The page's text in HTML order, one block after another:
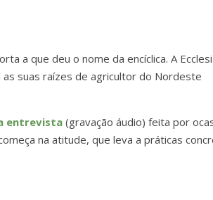
a que deu o nome da encíclica. A
suas raízes de agricultor do Nordeste
entrevista(gravação áudio) feita por
na atitude, que leva a práticas